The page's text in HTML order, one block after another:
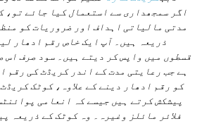
اگر سمجھداری سے استعمال کیا جائے تو،
مدتی مالیاتی اہداف اور ضروریات کو
ذریعہ ہیں۔ آپ ایک خاص رقم ادھار
قسطوں میں واپس کر دیتے ہیں۔ سود صرف اس
ہے جب رعایتی مدت کے اندر کریڈٹ کی رقم
کو رقم ادھار دینے کے علاوہ، کوٹک
پیشکش کرتے ہیں جیسے کہ انعامی
فلائر مائلز وغیرہ۔ وہ کوٹک کے ذریعہ